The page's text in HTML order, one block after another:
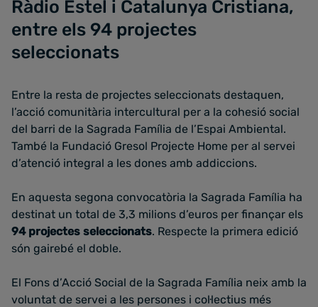
Ràdio Estel i Catalunya Cristiana,
entre els 94 projectes
seleccionats
Entre la resta de projectes seleccionats destaquen,
l’acció comunitària intercultural per a la cohesió social
del barri de la Sagrada Família de l’Espai Ambiental.
També la Fundació Gresol Projecte Home per al servei
d’atenció integral a les dones amb addiccions.
En aquesta segona convocatòria la Sagrada Família ha
destinat un total de 3,3 milions d’euros per finançar els
94 projectes seleccionats. Respecte la primera edició
són gairebé el doble.
El Fons d’Acció Social de la Sagrada Família neix amb la
voluntat de servei a les persones i col·lectius més